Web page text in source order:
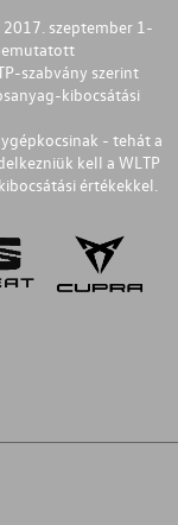
szeptember 1-
szabvány szerint
kibocsátási
- tehát a
kell a WLTP
értékekkel.